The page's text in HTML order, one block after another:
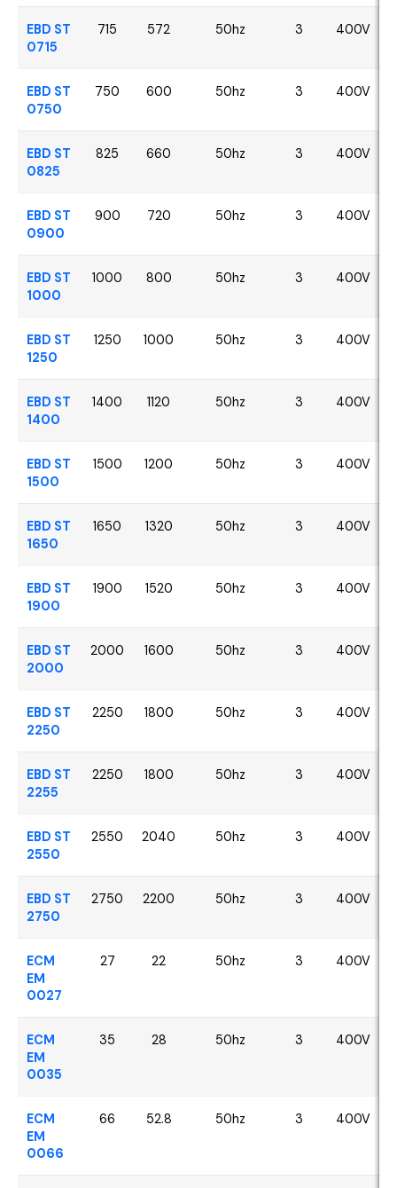
EBD ST
0715
715 572 50hz 3 400V
EBD ST
0750
750 600 50hz 3 400V
EBD ST
0825
825 660 50hz 3 400V
EBD ST
0900
900 720 50hz 3 400V
EBD ST
1000
1000 800 50hz 3 400V
EBD ST
1250
1250 1000 50hz 3 400V
EBD ST
1400
1400 1120 50hz 3 400V
EBD ST
1500
1500 1200 50hz 3 400V
EBD ST
1650
1650 1320 50hz 3 400V
EBD ST
1900
1900 1520 50hz 3 400V
EBD ST
2000
2000 1600 50hz 3 400V
EBD ST
2250
2250 1800 50hz 3 400V
EBD ST
2255
2250 1800 50hz 3 400V
EBD ST
2550
2550 2040 50hz 3 400V
EBD ST
2750
2750 2200 50hz 3 400V
ECM
EM
0027
27 22 50hz 3 400V
ECM
EM
0035
35 28 50hz 3 400V
ECM
EM
0066
66 52.8 50hz 3 400V